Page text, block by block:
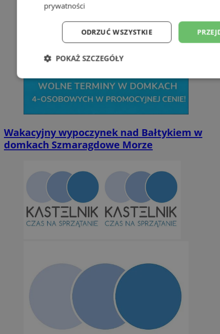
Wakacyjny wypoczynek nad Bałtykiem w
domkach Szmaragdowe Morze
prywatności
ODRZUĆ WSZYSTKIE
POKAŻ SZCZEGÓŁY
Niezbędne Wydajność
Niezbędne Wydajność Targetowanie
Niezbędne pliki cookie umożliwiają korzystanie z podstawowych
takich jak logowanie użytkownika i zarządzanie kontem. Bez
można prawidłowo korzystać ze strony internetowej.
QeSessID
MvSessID